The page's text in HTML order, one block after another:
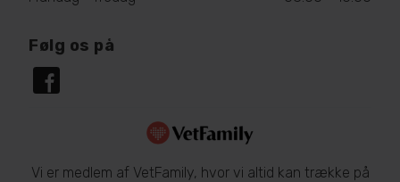
Følg os på
Vi er medlem af VetFamily, hvor vi altid kan trække på